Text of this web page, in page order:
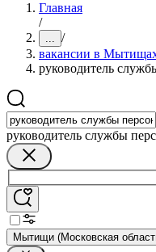
Главная
/
... /
вакансии в
руководитель
руководитель службы
Мытищи (Московская